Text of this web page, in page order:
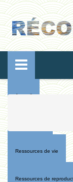
Accueil
Ressources de vie
Ressources de